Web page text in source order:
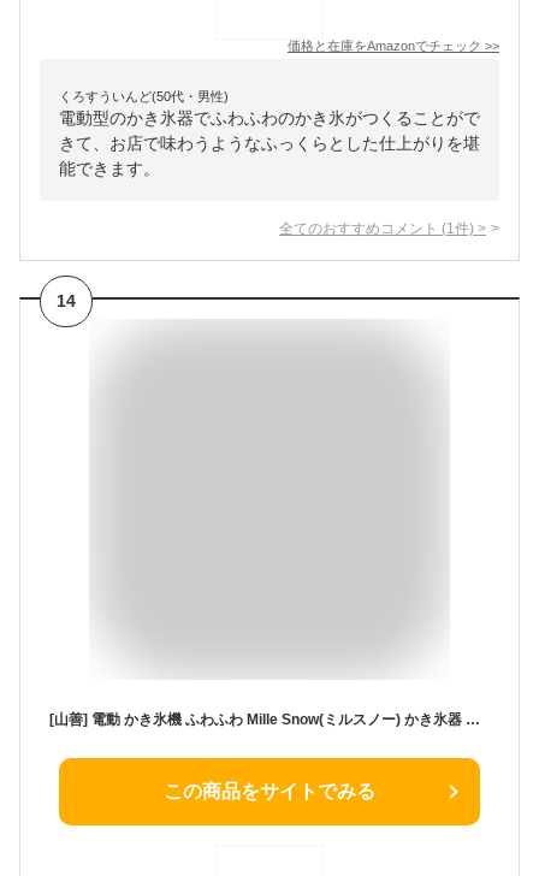
価格と在庫をAmazonでチェック >>
くろすういんど(50代・男性)
電動型のかき氷器でふわふわのかき氷がつくることがで
きて、お店で味わうようなふっくらとした仕上がりを堪
能できます。
全てのおすすめコメント (1 件) >
14
[山善] 電動 かき氷機 ふわふわ Mille Snow(ミルスノー) かき氷器 アレンジ レシピブック付き YSIA-F25(W) [メーカー保証1年] ホワイト
この商品をサイトでみる